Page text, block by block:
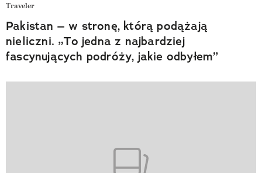
Traveler
Pakistan – w stronę, którą podążają
nieliczni. „To jedna z najbardziej
fascynujących podróży, jakie odbyłem”